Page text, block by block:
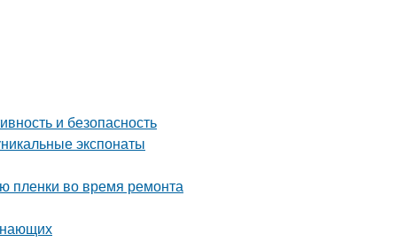
и безопасность
экспонаты
пленки во время ремонта